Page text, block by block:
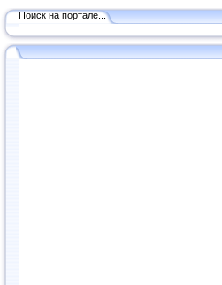
Поиск на портале...